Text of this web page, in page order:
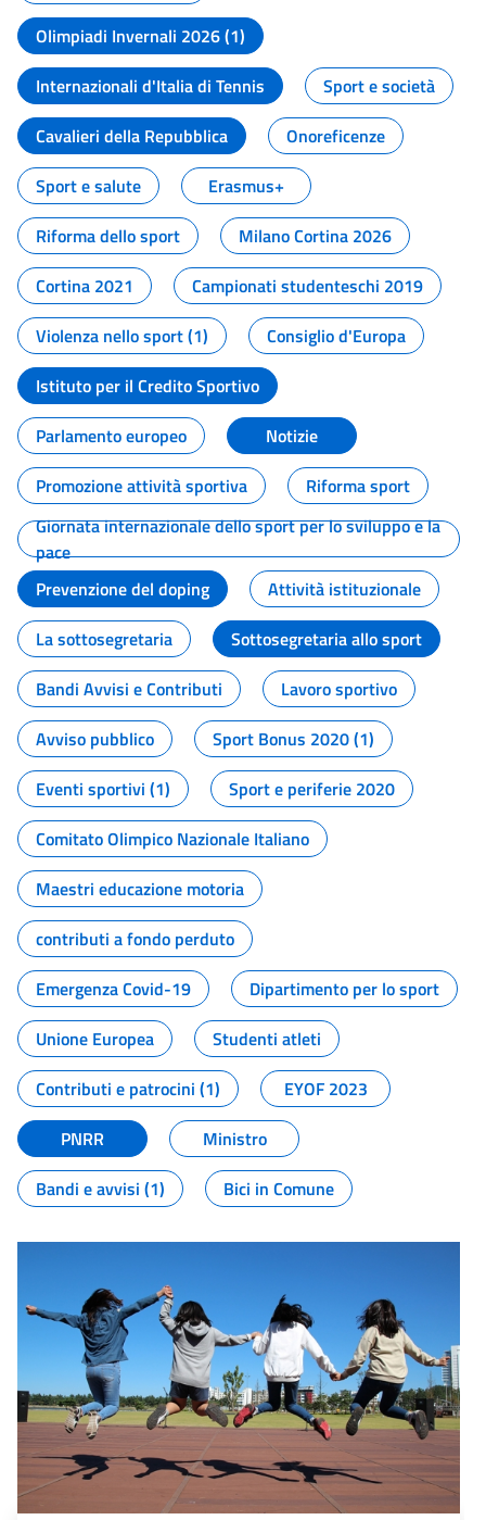
Olimpiadi Invernali 2026 (1)
Internazionali d'Italia di Tennis
Sport e società
Cavalieri della Repubblica
Onoreficenze
Sport e salute
Erasmus+
Riforma dello sport
Milano Cortina 2026
Cortina 2021
Campionati studenteschi 2019
Violenza nello sport (1)
Consiglio d'Europa
Istituto per il Credito Sportivo
Parlamento europeo
Notizie
Promozione attività sportiva
Riforma sport
Giornata internazionale dello sport per lo sviluppo e la
pace
Prevenzione del doping
Attività istituzionale
La sottosegretaria
Sottosegretaria allo sport
Bandi Avvisi e Contributi
Lavoro sportivo
Avviso pubblico
Sport Bonus 2020 (1)
Eventi sportivi (1)
Sport e periferie 2020
Comitato Olimpico Nazionale Italiano
Maestri educazione motoria
contributi a fondo perduto
Emergenza Covid-19
Dipartimento per lo sport
Unione Europea
Studenti atleti
Contributi e patrocini (1)
EYOF 2023
PNRR
Ministro
Bandi e avvisi (1)
Bici in Comune